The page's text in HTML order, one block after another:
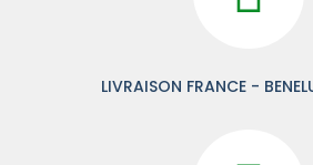
LIVRAISON FRANCE -